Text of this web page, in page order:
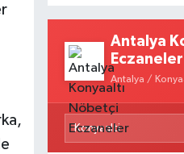
Antalya
Eczaneler
Antalya /